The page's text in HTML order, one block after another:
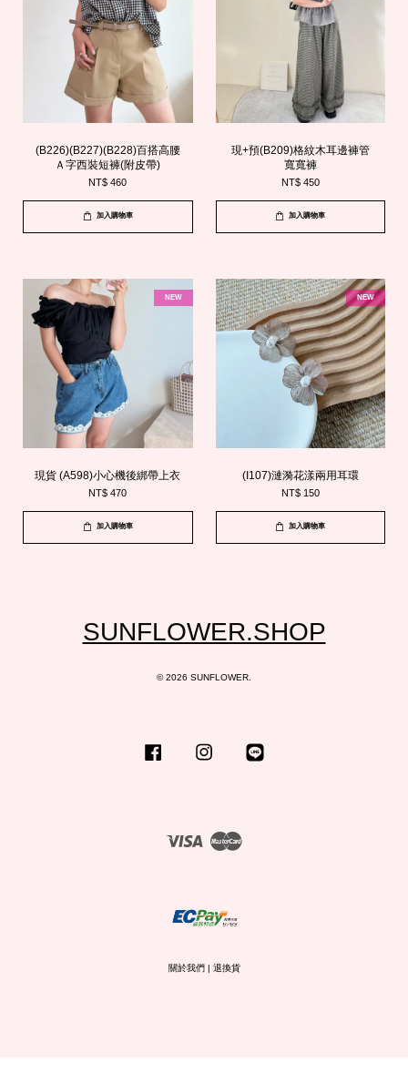
(B226)(B227)(B228)百搭高腰
Ａ字西裝短褲(附皮帶)
NT$ 460
加入購物車
現+預(B209)格紋木耳邊褲管
寬寬褲
NT$ 450
加入購物車
NEW
現貨 (A598)小心機後綁帶上衣
NT$ 470
加入購物車
NEW
(I107)漣漪花漾兩用耳環
NT$ 150
加入購物車
SUNFLOWER.SHOP
© 2026 SUNFLOWER.
Facebook Instagram
Visa
關於我們| 退換貨